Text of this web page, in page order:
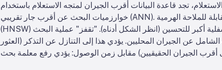
الصورة. في وقت الاستعلام، تجد قاعدة البيانات أقرب الجيران لمتجه الاستعلام باستخدام
خوارزميات البحث عن أقرب جار تقريبي (ANN). على سبيل المثال، يقوم فهرس قائم على الرسم البياني مثل العوالم الصغيرة القابلة للملاحة الهرمية
(HNSW) بإنشاء رسوم بيانية تقارب طبقية: طبقة علوية صغيرة للبحث الخشن وطبقات سفلية أكبر للتحسين (انظر الشكل أدناه). "تقفز" عملية البحث
عن الجيران المحليين. يؤدي هذا إلى التنازل عن التذكر (العثور